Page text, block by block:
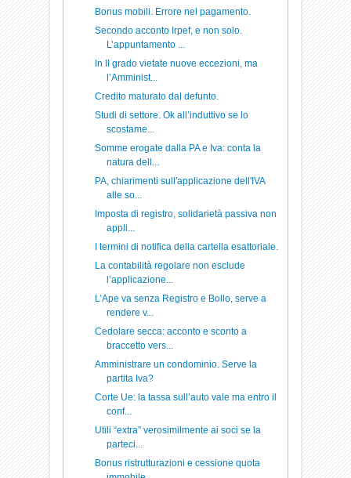
Bonus mobili. Errore nel pagamento.
Secondo acconto Irpef, e non solo.
L’appuntamento ...
In II grado vietate nuove eccezioni, ma
l’Amminist...
Credito maturato dal defunto.
Studi di settore. Ok all’induttivo se lo
scostame...
Somme erogate dalla PA e Iva: conta la
natura dell...
PA, chiarimenti sull'applicazione dell'IVA
alle so...
Imposta di registro, solidarietà passiva non
appli...
I termini di notifica della cartella esattoriale.
La contabilità regolare non esclude
l’applicazione...
L’Ape va senza Registro e Bollo, serve a
rendere v...
Cedolare secca: acconto e sconto a
braccetto vers...
Amministrare un condominio. Serve la
partita Iva?
Corte Ue: la tassa sull’auto vale ma entro il
conf...
Utili “extra” verosimilmente ai soci se la
parteci...
Bonus ristrutturazioni e cessione quota